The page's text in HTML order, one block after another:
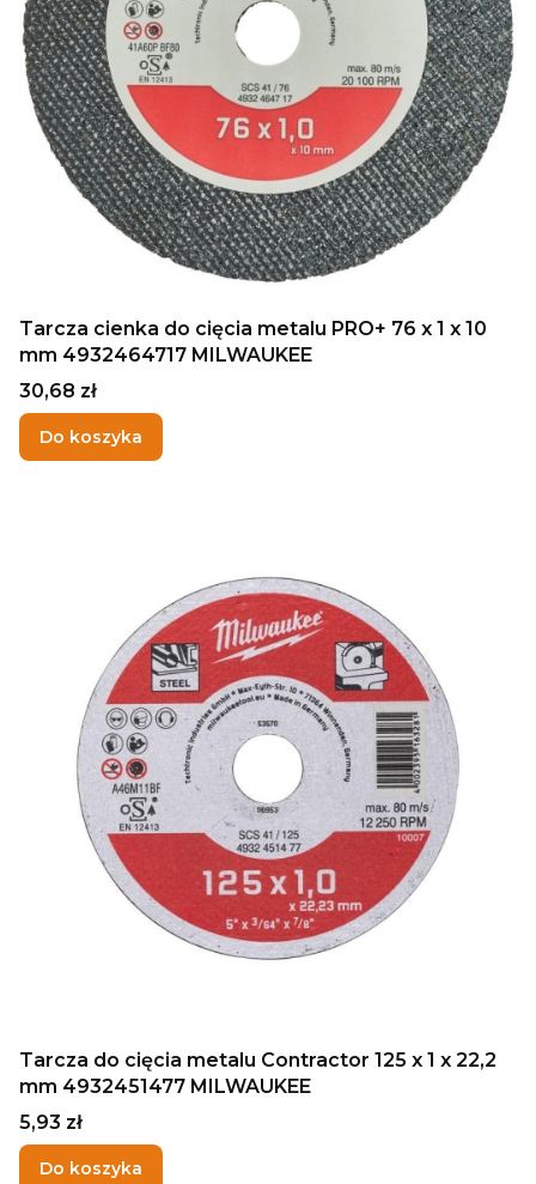
Tarcza cienka do cięcia metalu PRO+ 76 x 1 x 10
mm 4932464717 MILWAUKEE
Cena
30,68 zł
Do koszyka
Tarcza do cięcia metalu Contractor 125 x 1 x 22,2
mm 4932451477 MILWAUKEE
Cena
5,93 zł
Do koszyka